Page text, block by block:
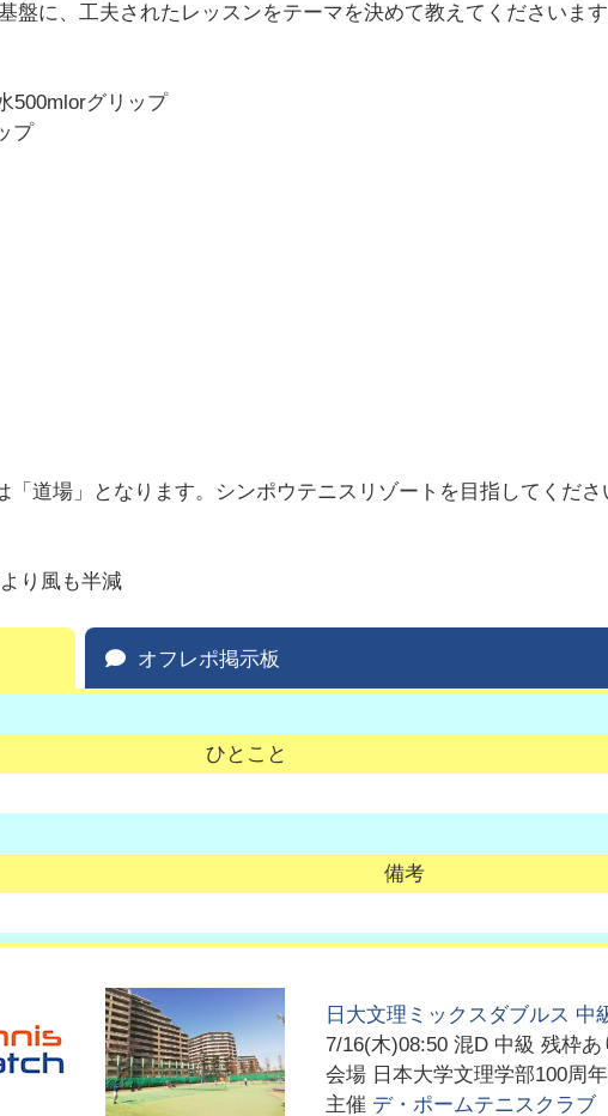
に、工夫されたレッスンをテーマを決めて教えてくださいます
500mlorグリップ
プ
道場」となります。シンポウテニスリゾートを目指してくださ
り風も半減
オフレポ掲示板
ひとこと
備考
日大文理ミックスダブルス 中
7/16(木)08:50 混D 中級 残枠あ
会場 日本大学文理学部100周
主催 デ・ポームテニスクラブ